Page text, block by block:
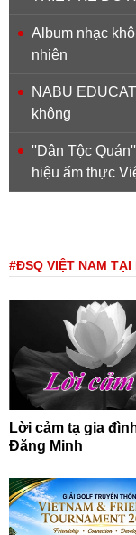
Album nhạc
nhiên
NABU
không
''Dân Tộc
hiệu ẩm thực
#ĐSQ VIỆT NAM TẠI
Lời cảm tạ gia
Đăng Minh